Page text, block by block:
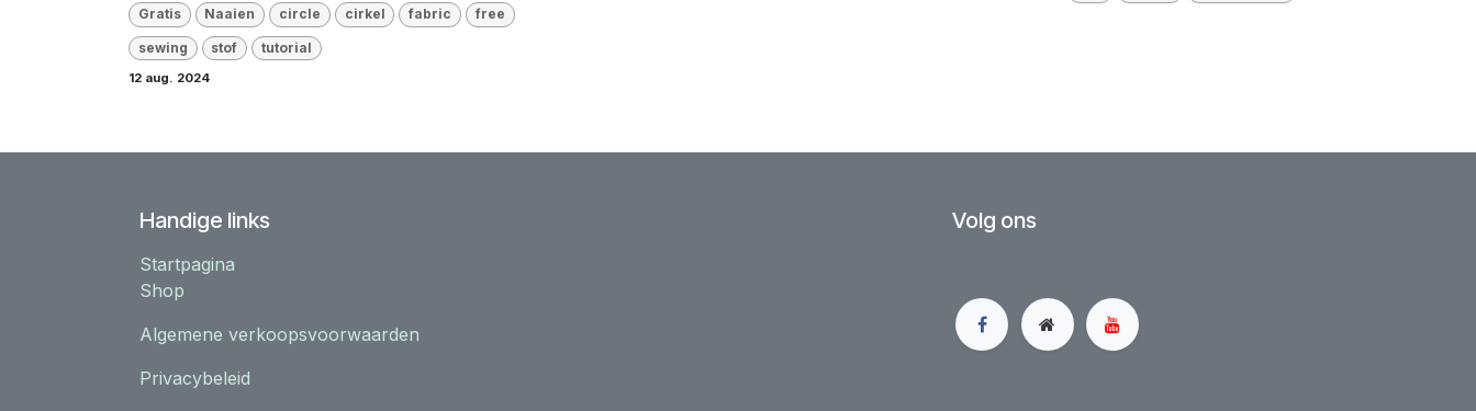
Gratis Naaien circle cirkel fabric free
sewing stof tutorial
12 aug. 2024
Handige links
Startpagina
Shop
Algemene verkoopsvoorwaarden
Privacybeleid
Volg ons